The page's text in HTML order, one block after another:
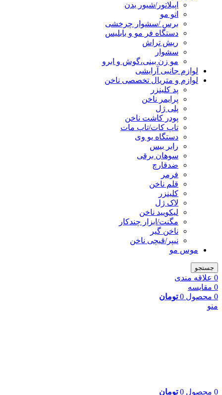
اپیلاتور/شیور بدن
اتو مو
برس /سشوار چرخشی
دستگاه فر مو و بابلیس
ریش تراش
سشوار
مو زن بینی،گوش و ابرو
لوازم جانبی آرایشی
لوازم و متریال تخصصی ناخن
پد کلینزر
پرایمر ناخن
پلی ژل
پودر کاشت ناخن
تاپ کات/تاپ مات
دستگاه یو وی
رابر بیس
سوهان برقی
ضدقارچ
فرمر
قلم ناخن
کلینزر
لاک ژل
لیکوييد ناخن
مگنت/ابزار چندکار
ناخن گیر
نیپر/قیچی ناخن
موس مو
جستجو
0 علاقه مندی
0 مقایسه
0 محصول 0 تومان
منو
0 محصول 0 تومان